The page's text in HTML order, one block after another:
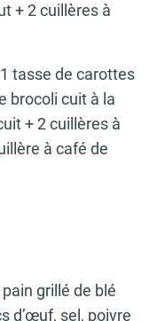
+ 2 cuillères à
tasse de carottes
brocoli cuit à la
+ 2 cuillères à
à café de
grillé de blé
d’œuf, sel, poivre